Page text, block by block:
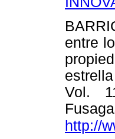
entre
Vol.
http://